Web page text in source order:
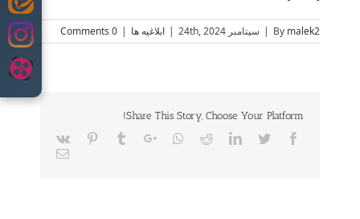
to
content
By malek2
| سپتامبر 24th, 2024 | ابلاغیه ها |
0 Comments
Share This Story, Choose Your Platform!
Facebook
Twitter
LinkedIn
Reddit
Whatsapp
Google+
Tumblr
Pinterest
Vk
Email